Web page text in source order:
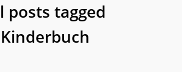
posts tagged
Kinderbuch